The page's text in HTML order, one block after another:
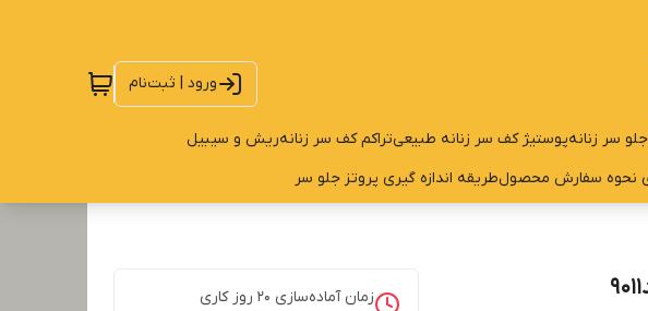
ورود | ثبت‌نام
سر زنانهپوستیژ کف سر زنانه طبیعیتراکم کف سر زنانهریش و سیبیل
نحوه سفارش محصولطریقه اندازه گیری پروتز جلو سر
زمان آماده‌سازی 20 روز کاری